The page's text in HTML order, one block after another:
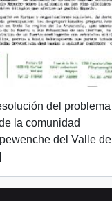
del problema
la comunidad
del Valle de